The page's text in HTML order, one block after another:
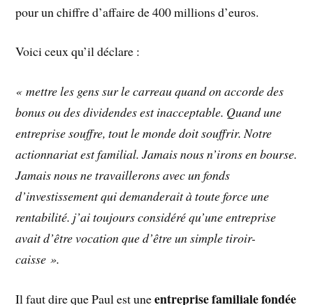
pour un chiffre d’affaire de 400 millions d’euros.
Voici ceux qu’il déclare :
« mettre les gens sur le carreau quand on accorde des
bonus ou des dividendes est inacceptable. Quand une
entreprise souffre, tout le monde doit souffrir. Notre
actionnariat est familial. Jamais nous n’irons en bourse.
Jamais nous ne travaillerons avec un fonds
d’investissement qui demanderait à toute force une
rentabilité. j’ai toujours considéré qu’une entreprise
avait d’être vocation que d’être un simple tiroir-
caisse ».
Il faut dire que Paul est uneentreprise familiale fondée